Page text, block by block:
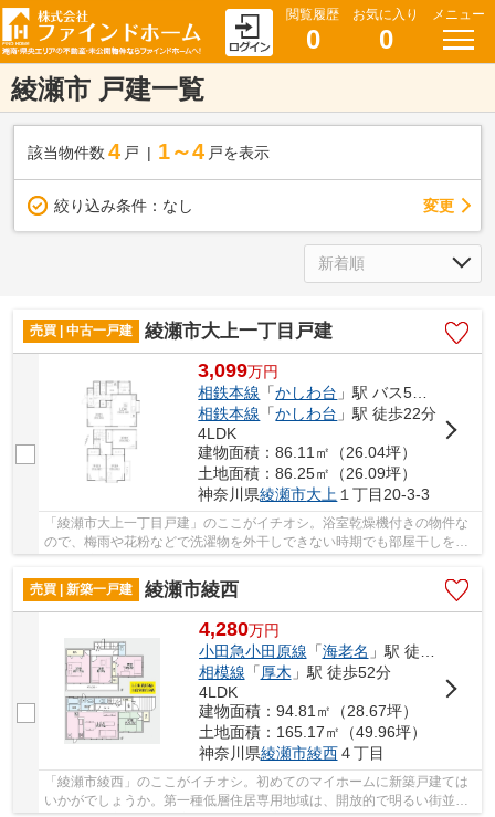
閲覧履歴
0
お気に入り
0
メニュー
綾瀬市 戸建一覧
該当物件数 4 戸 1～4 戸を表示
絞り込み条件： なし 変更
売買 | 中古一戸建 綾瀬市大上一丁目戸建
3,099万円
相鉄本線 「かしわ台 」駅 バス5分 「寺尾」 停歩3分
相鉄本線 「かしわ台 」駅 徒歩22分
4LDK
建物面積：86.11㎡（26.04坪）
土地面積：86.25㎡（26.09坪）
神奈川県綾瀬市大上１丁目20-3-3
「綾瀬市大上一丁目戸建」のここがイチオシ。浴室乾燥機付きの物件な
ので、梅雨や花粉などで洗濯物を外干しできない時期でも部屋干しをし
売買 | 新築一戸建
綾瀬市綾西
4,280万円
小田急小田原線 「海老名 」駅 徒歩45分
相模線 「厚木 」駅 徒歩52分
4LDK
建物面積：94.81㎡（28.67坪）
土地面積：165.17㎡（49.96坪）
神奈川県綾瀬市綾西４丁目
「綾瀬市綾西」のここがイチオシ。初めてのマイホームに新築戸建ては
いかがでしょうか。第一種低層住居専用地域は、開放的で明るい街並み